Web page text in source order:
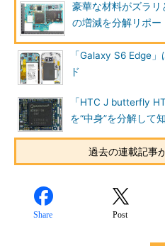
豪華な材料がズラ
の増減を分解リポー
「Galaxy S6 Edge
ド
「HTC J butterfly
を“中身”を分解して
過去の連載記事
Share Post